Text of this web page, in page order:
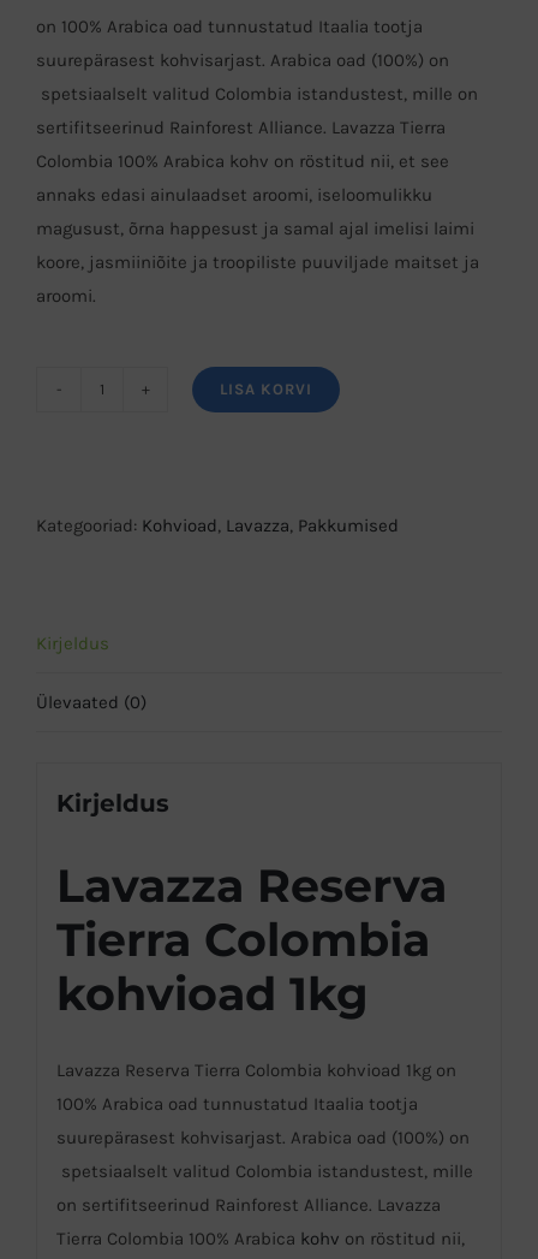
on 100% Arabica oad tunnustatud Itaalia tootja
suurepärasest kohvisarjast. Arabica oad (100%) on
spetsiaalselt valitud Colombia istandustest, mille on
sertifitseerinud Rainforest Alliance. Lavazza Tierra
Colombia 100% Arabica kohv on röstitud nii, et see
annaks edasi ainulaadset aroomi, iseloomulikku
magusust, õrna happesust ja samal ajal imelisi laimi
koore, jasmiiniõite ja troopiliste puuviljade maitset ja
aroomi.
LISA KORVI
Kategooriad: Kohvioad, Lavazza, Pakkumised
Kirjeldus
Ülevaated (0)
Kirjeldus
Lavazza Reserva
Tierra Colombia
kohvioad 1kg
Lavazza Reserva Tierra Colombia kohvioad 1kg on
100% Arabica oad tunnustatud Itaalia tootja
suurepärasest kohvisarjast. Arabica oad (100%) on
spetsiaalselt valitud Colombia istandustest, mille
on sertifitseerinud Rainforest Alliance. Lavazza
Tierra Colombia 100% Arabica kohv on röstitud nii,